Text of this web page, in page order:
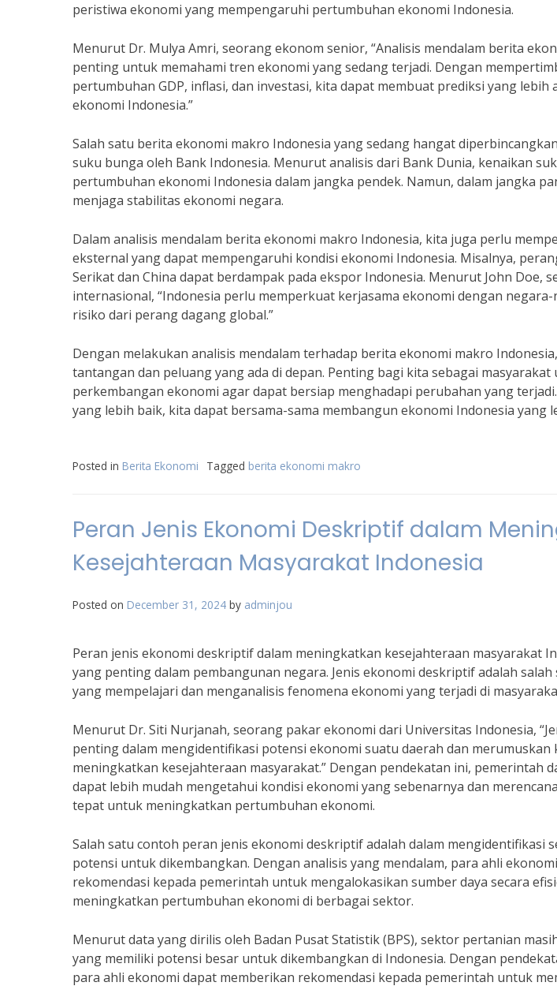
peristiwa ekonomi yang mempengaruhi pertumbuhan ekonomi Indonesia.
Menurut Dr. Mulya Amri, seorang ekonom senior, “Analisis mendalam berita
penting untuk memahami tren ekonomi yang sedang terjadi. Dengan
pertumbuhan GDP, inflasi, dan investasi, kita dapat membuat prediksi yang lebih
ekonomi Indonesia.”
Salah satu berita ekonomi makro Indonesia yang sedang hangat
suku bunga oleh Bank Indonesia. Menurut analisis dari Bank Dunia, kenaikan
pertumbuhan ekonomi Indonesia dalam jangka pendek. Namun, dalam jangka
menjaga stabilitas ekonomi negara.
Dalam analisis mendalam berita ekonomi makro Indonesia, kita juga perlu
eksternal yang dapat mempengaruhi kondisi ekonomi Indonesia. Misalnya,
Serikat dan China dapat berdampak pada ekspor Indonesia. Menurut John Doe,
internasional, “Indonesia perlu memperkuat kerjasama ekonomi dengan
risiko dari perang dagang global.”
Dengan melakukan analisis mendalam terhadap berita ekonomi makro
tantangan dan peluang yang ada di depan. Penting bagi kita sebagai
perkembangan ekonomi agar dapat bersiap menghadapi perubahan yang
yang lebih baik, kita dapat bersama-sama membangun ekonomi Indonesia yang
Posted in Berita Ekonomi Tagged berita ekonomi makro
Peran Jenis Ekonomi Deskriptif dalam
Kesejahteraan Masyarakat Indonesia
Posted on December 31, 2024 by adminjou
Peran jenis ekonomi deskriptif dalam meningkatkan kesejahteraan masyarakat
yang penting dalam pembangunan negara. Jenis ekonomi deskriptif adalah
yang mempelajari dan menganalisis fenomena ekonomi yang terjadi di
Menurut Dr. Siti Nurjanah, seorang pakar ekonomi dari Universitas Indonesia,
penting dalam mengidentifikasi potensi ekonomi suatu daerah dan
meningkatkan kesejahteraan masyarakat.” Dengan pendekatan ini, pemerintah
dapat lebih mudah mengetahui kondisi ekonomi yang sebenarnya dan
tepat untuk meningkatkan pertumbuhan ekonomi.
Salah satu contoh peran jenis ekonomi deskriptif adalah dalam mengidentifikasi
potensi untuk dikembangkan. Dengan analisis yang mendalam, para ahli
rekomendasi kepada pemerintah untuk mengalokasikan sumber daya secara
meningkatkan pertumbuhan ekonomi di berbagai sektor.
Menurut data yang dirilis oleh Badan Pusat Statistik (BPS), sektor pertanian
yang memiliki potensi besar untuk dikembangkan di Indonesia. Dengan
para ahli ekonomi dapat memberikan rekomendasi kepada pemerintah untuk